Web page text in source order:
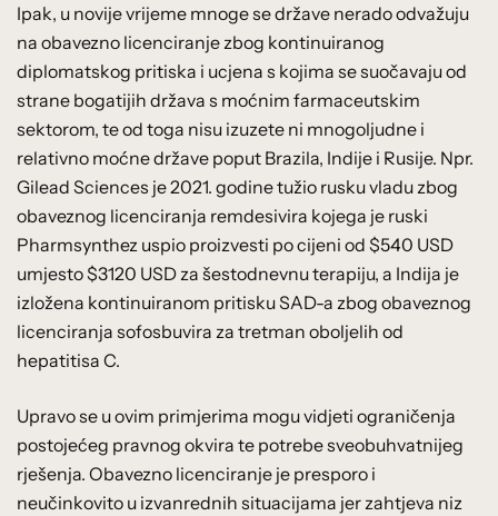
Ipak, u novije vrijeme mnoge se države nerado odvažuju
na obavezno licenciranje zbog kontinuiranog
diplomatskog pritiska i ucjena s kojima se suočavaju od
strane bogatijih država s moćnim farmaceutskim
sektorom, te od toga nisu izuzete ni mnogoljudne i
relativno moćne države poput Brazila, Indije i Rusije. Npr.
Gilead Sciences je 2021. godine tužio rusku vladu zbog
obaveznog licenciranja remdesivira kojega je ruski
Pharmsynthez uspio proizvesti po cijeni od $540 USD
umjesto $3120 USD za šestodnevnu terapiju, a Indija je
izložena kontinuiranom pritisku SAD-a zbog obaveznog
licenciranja sofosbuvira za tretman oboljelih od
hepatitisa C.
Upravo se u ovim primjerima mogu vidjeti ograničenja
postojećeg pravnog okvira te potrebe sveobuhvatnijeg
rješenja. Obavezno licenciranje je presporo i
neučinkovito u izvanrednih situacijama jer zahtjeva niz